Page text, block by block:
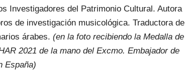
Investigadores del Patrimonio Cultural. Autora
de investigación musicológica. Traductora de
árabes.(en la foto recibiendo la Medalla de
2021 de la mano del Excmo. Embajador de
España)